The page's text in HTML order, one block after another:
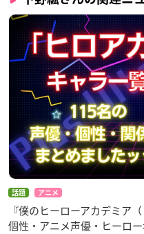
話題 アニメ
『僕のヒーローアカデミア
個性・アニメ声優・ヒーロ